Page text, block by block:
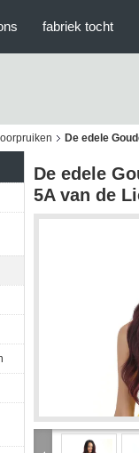
fabriek tocht
De edele
De edele
5A van de